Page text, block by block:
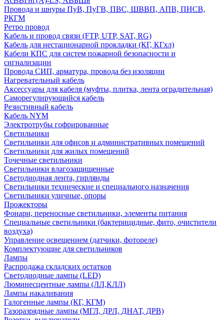
Провода и шнуры ПуВ, ПуГВ, ПВС, ШВВП, АПВ, ПНСВ,
РКГМ
Ретро провод
Кабель и провод связи (FTP, UTP, SAT, RG)
Кабель для нестационарной прокладки (КГ, КГхл)
Кабели КПС для систем пожарной безопасности и
сигнализации
Провода СИП, арматура, провода без изоляции
Нагревательный кабель
Аксессуары для кабеля (муфты, плитка, лента оградительная)
Саморегулирующийся кабель
Резистивный кабель
Кабель NYM
Электротрубы гофрированные
Светильники
Светильники для офисов и административных помещений
Светильники для жилых помещений
Точечные светильники
Светильники влагозащищенные
Светодиодная лента, гирлянды
Светильники технические и специального назначения
Светильники уличные, опоры
Прожекторы
Фонари, переносные светильники, элементы питания
Специальные светильники (бактерицидные, фито, очистители
воздуха)
Управление освещением (датчики, фотореле)
Комплектующие для светильников
Лампы
Распродажа складских остатков
Светодиодные лампы (LED)
Люминесцентные лампы (ЛЛ,КЛЛ)
Лампы накаливания
Галогенные лампы (КГ, КГМ)
Газоразрядные лампы (МГЛ, ДРЛ, ДНАТ, ДРВ)